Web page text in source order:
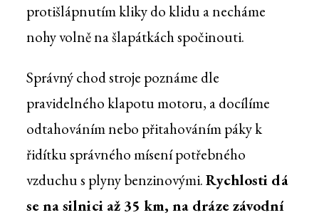
protišlápnutím kliky do klidu a necháme
nohy volně na šlapátkách spočinouti.
Správný chod stroje poznáme dle
pravidelného klapotu motoru, a docílíme
odtahováním nebo přitahováním páky k
řidítku správného mísení potřebného
vzduchu s plyny benzinovými.Rychlosti dá
se na silnici až 35 km, na dráze závodní